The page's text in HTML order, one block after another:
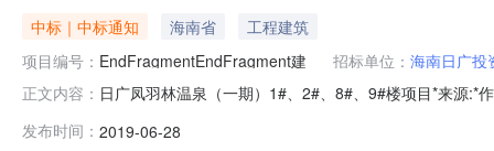
中标｜中标通知 海南省
工程建筑
项目编号： EndFragmentEndFragment建 招标单位： 海南日广投
正文内容： 日广凤羽林温泉（一期）1#、2#、8#、9#楼项目*来源:*
保护验收报告表公示如下：项目名称：日广凤羽林温泉
发布时间： 2019-06-28